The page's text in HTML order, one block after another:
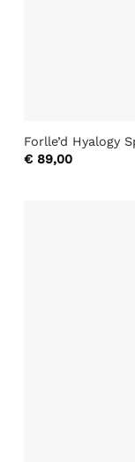
Forlle’d Hyalogy
€89,00